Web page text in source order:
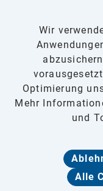
Wir
Optimierung
Mehr
und
Alle